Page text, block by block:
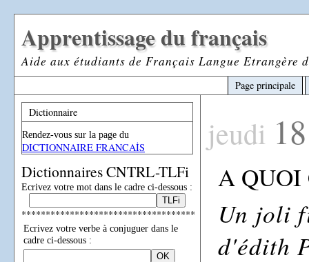
Apprentissage du français
Aide aux étudiants de Français Langue Etrangère
Page principale
Dictionnaire
Rendez-vous sur la page du
DICTIONNAIRE FRANCAİS
Dictionnaires CNTRL-TLFi
Ecrivez votre mot dans le cadre ci-dessous :
************************************
Ecrivez votre verbe à conjuguer dans le
cadre ci-dessous :
jeudi 18
A QUOI
Un joli
d'édith